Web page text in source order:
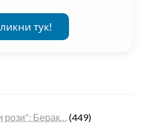
тук!
рози“: Берак… (449)